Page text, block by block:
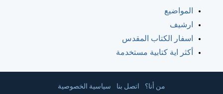
المواضيع
ارشيف
اسفار الكتاب المقدس
أكثر اية كتابية مستخدمة
من أنا؟ اتصل بنا سياسية الخصوصية